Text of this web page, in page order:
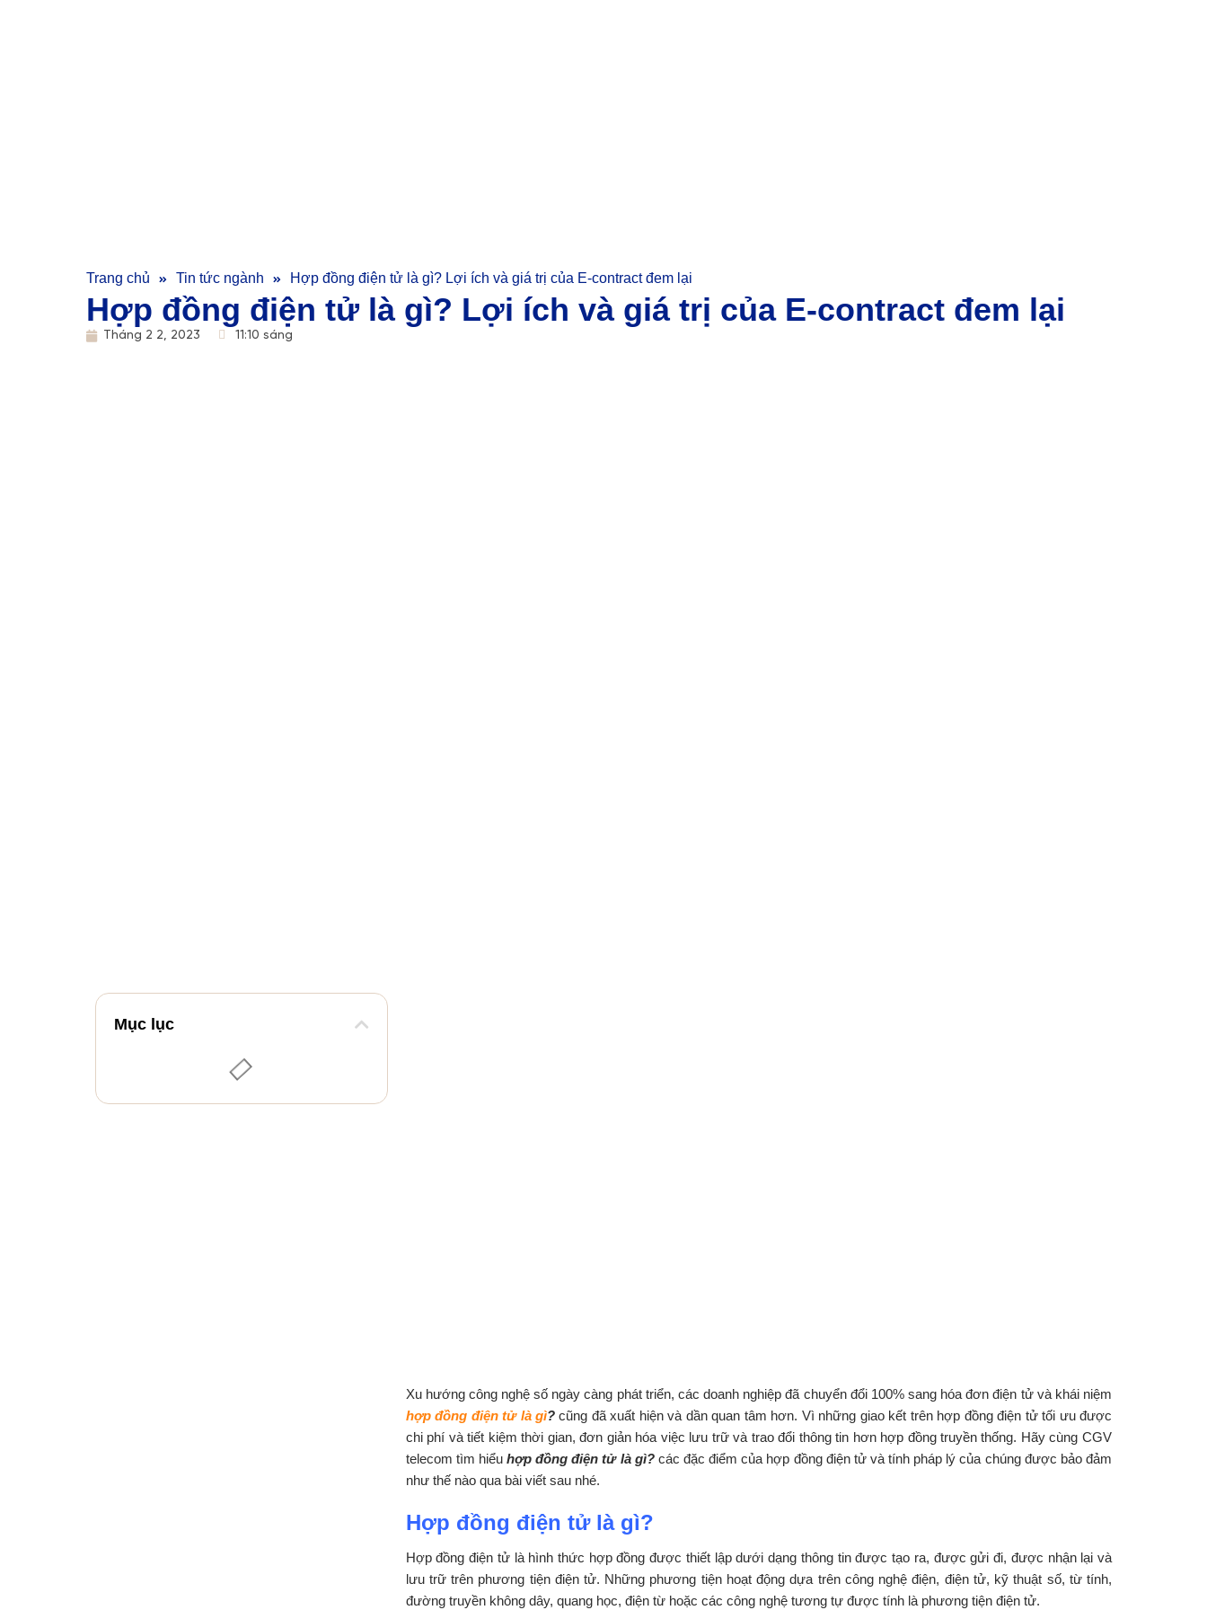
Trang chủ Tin tức ngành Hợp đồng điện tử là gì? Lợi ích và giá trị của E-contract đem lại
Hợp đồng điện tử là gì? Lợi ích và giá trị của E-contract đem lại
Tháng 2 2, 2023 11:10 sáng
Mục lục
Xu hướng công nghệ số ngày càng phát triển, các doanh nghiệp đã chuyển đổi 100% sang hóa đơn điện tử và khái niệm
hợp đồng điện tử là gì?cũng đã xuất hiện và dần quan tâm hơn. Vì những giao kết trên hợp đồng điện tử tối ưu được
chi phí và tiết kiệm thời gian, đơn giản hóa việc lưu trữ và trao đổi thông tin hơn hợp đồng truyền thống. Hãy cùng CGV
telecom tìm hiểuhợp đồng điện tử là gì?các đặc điểm của hợp đồng điện tử và tính pháp lý của chúng được bảo đảm
như thế nào qua bài viết sau nhé.
Hợp đồng điện tử là gì?
Hợp đồng điện tử là hình thức hợp đồng được thiết lập dưới dạng thông tin được tạo ra, được gửi đi, được nhận lại và
lưu trữ trên phương tiện điện tử. Những phương tiện hoạt động dựa trên công nghệ điện, điện tử, kỹ thuật số, từ tính,
đường truyền không dây, quang học, điện từ hoặc các công nghệ tương tự được tính là phương tiện điện tử.